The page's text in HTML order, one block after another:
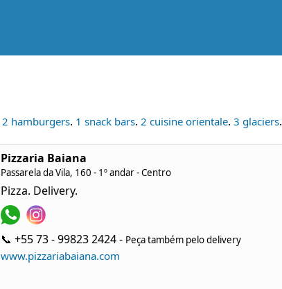
2 hamburgers. 1 snack bars. 2 cuisine orientale. 3 glaciers.
Pizzaria Baiana
Passarela da Vila, 160 - 1º andar - Centro
Pizza. Delivery.
📞 +55 73 - 99823 2424 - Peça também pelo delivery
www.pizzariabaiana.com